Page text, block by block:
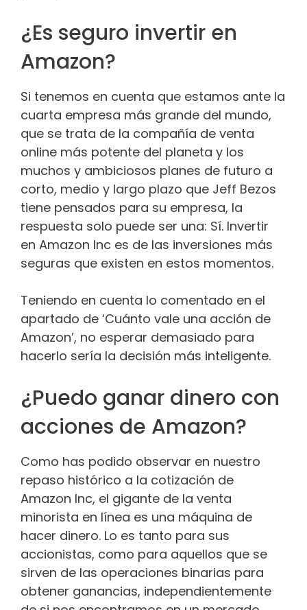
¿Es seguro invertir en
Amazon?
Si tenemos en cuenta que estamos ante la
cuarta empresa más grande del mundo,
que se trata de la compañía de venta
online más potente del planeta y los
muchos y ambiciosos planes de futuro a
corto, medio y largo plazo que Jeff Bezos
tiene pensados para su empresa, la
respuesta solo puede ser una: Sí. Invertir
en Amazon Inc es de las inversiones más
seguras que existen en estos momentos.
Teniendo en cuenta lo comentado en el
apartado de ‘Cuánto vale una acción de
Amazon’, no esperar demasiado para
hacerlo sería la decisión más inteligente.
¿Puedo ganar dinero con
acciones de Amazon?
Como has podido observar en nuestro
repaso histórico a la cotización de
Amazon Inc, el gigante de la venta
minorista en línea es una máquina de
hacer dinero. Lo es tanto para sus
accionistas, como para aquellos que se
sirven de las operaciones binarias para
obtener ganancias, independientemente